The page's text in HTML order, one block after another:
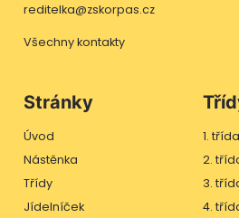
Stránky
Úvod
Nástěnka
Třídy
Jídelníček
1. třída
2.
3.
4.
reditelka@zskorpas.cz
Všechny kontakty